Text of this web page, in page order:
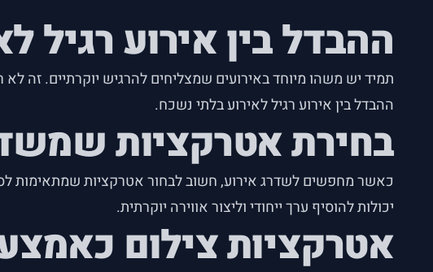
ההבדל בין אירוע רגיל
תמיד יש משהו מיוחד באירועים שמצליחים להרגיש יוקרתיים. זה
ההבדל בין אירוע רגיל לאירוע בלתי נשכח.
בחירת אטרקציות
כאשר מחפשים לשדרג אירוע, חשוב לבחור אטרקציות שמתאימות
יכולות להוסיף ערך ייחודי וליצור אווירה יוקרתית.
אטרקציות צילום